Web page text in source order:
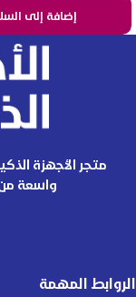
إضافة إلى
متجر الأجهزة
واسعة من
الروابط المهمة